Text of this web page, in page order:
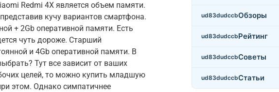
Redmi 4X является объем памяти.
кучу вариантов смартфона.
+ 2Gb оперативной памяти. Есть
чуть дороже. Старший
и 4Gb оперативной памяти. В
Тут все зависит от ваших
целей, то можно купить младшую
этом. Однако симпатичнее
Обзоры
Рейтинг
Советы
Статьи